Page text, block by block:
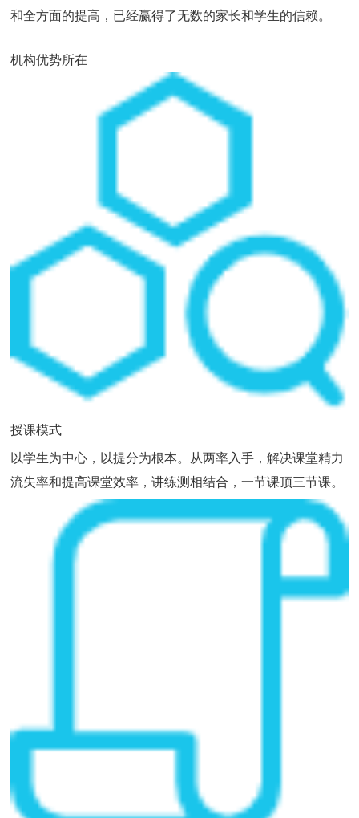
和全方面的提高，已经赢得了无数的家长和学生的信赖。
机构优势所在
授课模式
以学生为中心，以提分为根本。从两率入手，解决课堂精力
流失率和提高课堂效率，讲练测相结合，一节课顶三节课。